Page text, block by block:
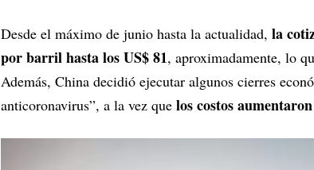
Desde el máximo de junio hasta la actualidad, la
por barril hasta los US$ 81, aproximadamente, lo
Además, China decidió ejecutar algunos cierres
anticoronavirus”, a la vez que los costos